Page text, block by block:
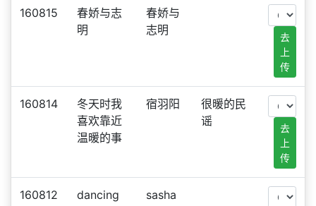
160815
春娇与志
明
春娇与
志明
去
上
传
160814
冬天时我
喜欢靠近
温暖的事
宿羽阳
很暖的民
谣
去
上
传
160812
dancing
sasha